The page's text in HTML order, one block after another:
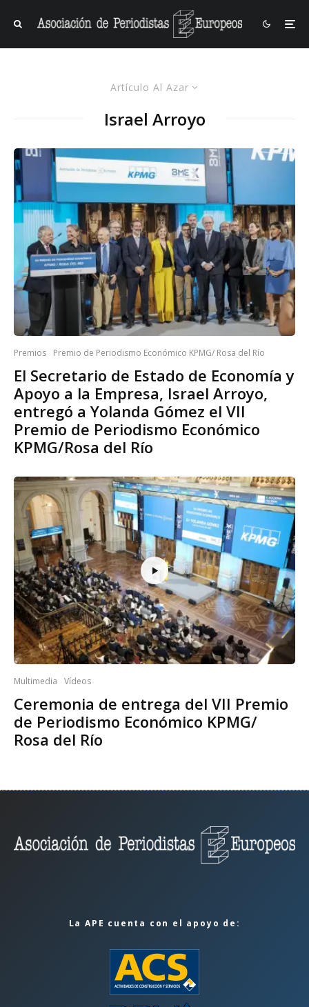
Artículo Al Azar
Israel Arroyo
Premios Premio de Periodismo Económico KPMG/ Rosa del Río
El Secretario de Estado de Economía y
Apoyo a la Empresa, Israel Arroyo,
entregó a Yolanda Gómez el VII
Premio de Periodismo Económico
KPMG/Rosa del Río
Multimedia Vídeos
Ceremonia de entrega del VII Premio
de Periodismo Económico KPMG/
Rosa del Río
La APE cuenta con el apoyo de: